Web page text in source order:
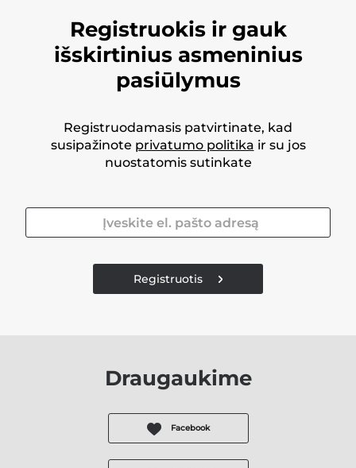
Registruokis ir gauk
išskirtinius asmeninius
pasiūlymus
Registruodamasis patvirtinate, kad
susipažinote privatumo politika ir su jos
nuostatomis sutinkate
Registruotis
Draugaukime
Facebook